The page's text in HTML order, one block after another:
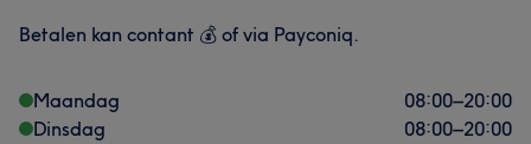
Professioneel
Betalen kan contant 💰 of via Payconiq.
Maandag 08:00–20:00
Dinsdag
08:00–20:00